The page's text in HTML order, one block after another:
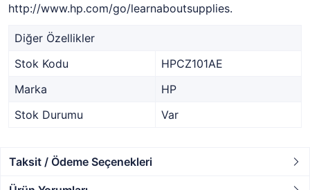
http://www.hp.com/go/learnaboutsupplies.
Diğer Özellikler
Stok Kodu
HPCZ101AE
Marka
HP
Stok Durumu
Var
Taksit / Ödeme Seçenekleri